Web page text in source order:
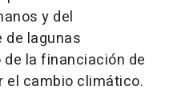
y del
lagunas
la financiación de
el cambio climático.